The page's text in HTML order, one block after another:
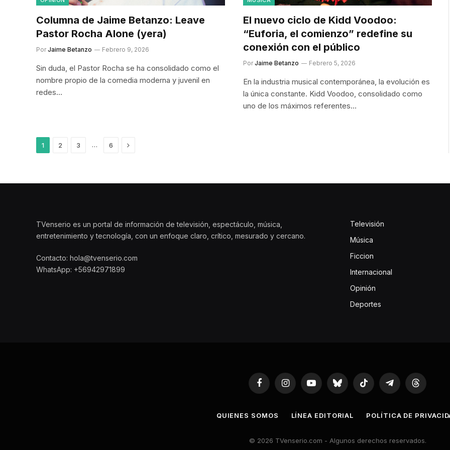
Columna de Jaime Betanzo: Leave
Pastor Rocha Alone (yera)
Por Jaime Betanzo Febrero 9, 2026
Sin duda, el Pastor Rocha se ha consolidado como el
nombre propio de la comedia moderna y juvenil en
redes…
El nuevo ciclo de Kidd Voodoo:
“Euforia, el comienzo” redefine su
conexión con el público
Por Jaime Betanzo Febrero 5, 2026
En la industria musical contemporánea, la evolución es
la única constante. Kidd Voodoo, consolidado como
uno de los máximos referentes…
1 2 3 … 6 Siguiente
TVenserio es un portal de información de televisión, espectáculo, música,
entretenimiento y tecnología, con un enfoque claro, crítico, mesurado y cercano.
Contacto: hola@tvenserio.com
WhatsApp: +56942971899
Televisión
Música
Ficcion
Internacional
Opinión
Deportes
FacebookInstagramYouTubeBluesky TikTok TelegramThreads
QUIENES SOMOS LÍNEA EDITORIAL POLÍTICA DE
© 2026 TVenserio.com - Algunos derechos reservados.